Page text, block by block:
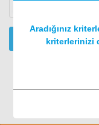
Aradığınız
kriterlerinizi